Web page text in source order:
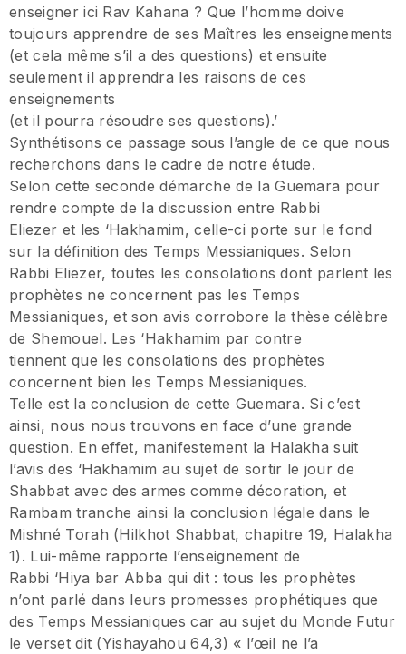
enseigner ici Rav Kahana ? Que l’homme doive
toujours apprendre de ses Maîtres les enseignements
(et cela même s’il a des questions) et ensuite
seulement il apprendra les raisons de ces
enseignements
(et il pourra résoudre ses questions).’
Synthétisons ce passage sous l’angle de ce que nous
recherchons dans le cadre de notre étude.
Selon cette seconde démarche de la Guemara pour
rendre compte de la discussion entre Rabbi
Eliezer et les ‘Hakhamim, celle-ci porte sur le fond
sur la définition des Temps Messianiques. Selon
Rabbi Eliezer, toutes les consolations dont parlent les
prophètes ne concernent pas les Temps
Messianiques, et son avis corrobore la thèse célèbre
de Shemouel. Les ‘Hakhamim par contre
tiennent que les consolations des prophètes
concernent bien les Temps Messianiques.
Telle est la conclusion de cette Guemara. Si c’est
ainsi, nous nous trouvons en face d’une grande
question. En effet, manifestement la Halakha suit
l’avis des ‘Hakhamim au sujet de sortir le jour de
Shabbat avec des armes comme décoration, et
Rambam tranche ainsi la conclusion légale dans le
Mishné Torah (Hilkhot Shabbat, chapitre 19, Halakha
1). Lui-même rapporte l’enseignement de
Rabbi ‘Hiya bar Abba qui dit : tous les prophètes
n’ont parlé dans leurs promesses prophétiques que
des Temps Messianiques car au sujet du Monde Futur
le verset dit (Yishayahou 64,3) « l’œil ne l’a